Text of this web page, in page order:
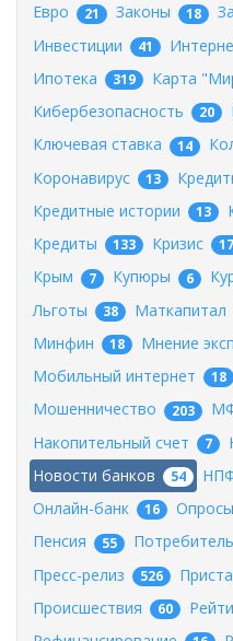
Евро 21 Законы 18
Инвестиции 41
Ипотека 319 Карта
Кибербезопасность 20
Ключевая ставка 14
Коронавирус 13
Кредитные истории 13
Кредиты 133 Кризис
Крым 7 Купюры 6
Льготы 38 Маткапитал
Минфин 18 Мнение
Мобильный интернет 18
Мошенничество 203
Накопительный счет 7
Новости банков 54
Онлайн-банк 16 Опросы
Пенсия 55
Пресс-релиз 526
Происшествия 60